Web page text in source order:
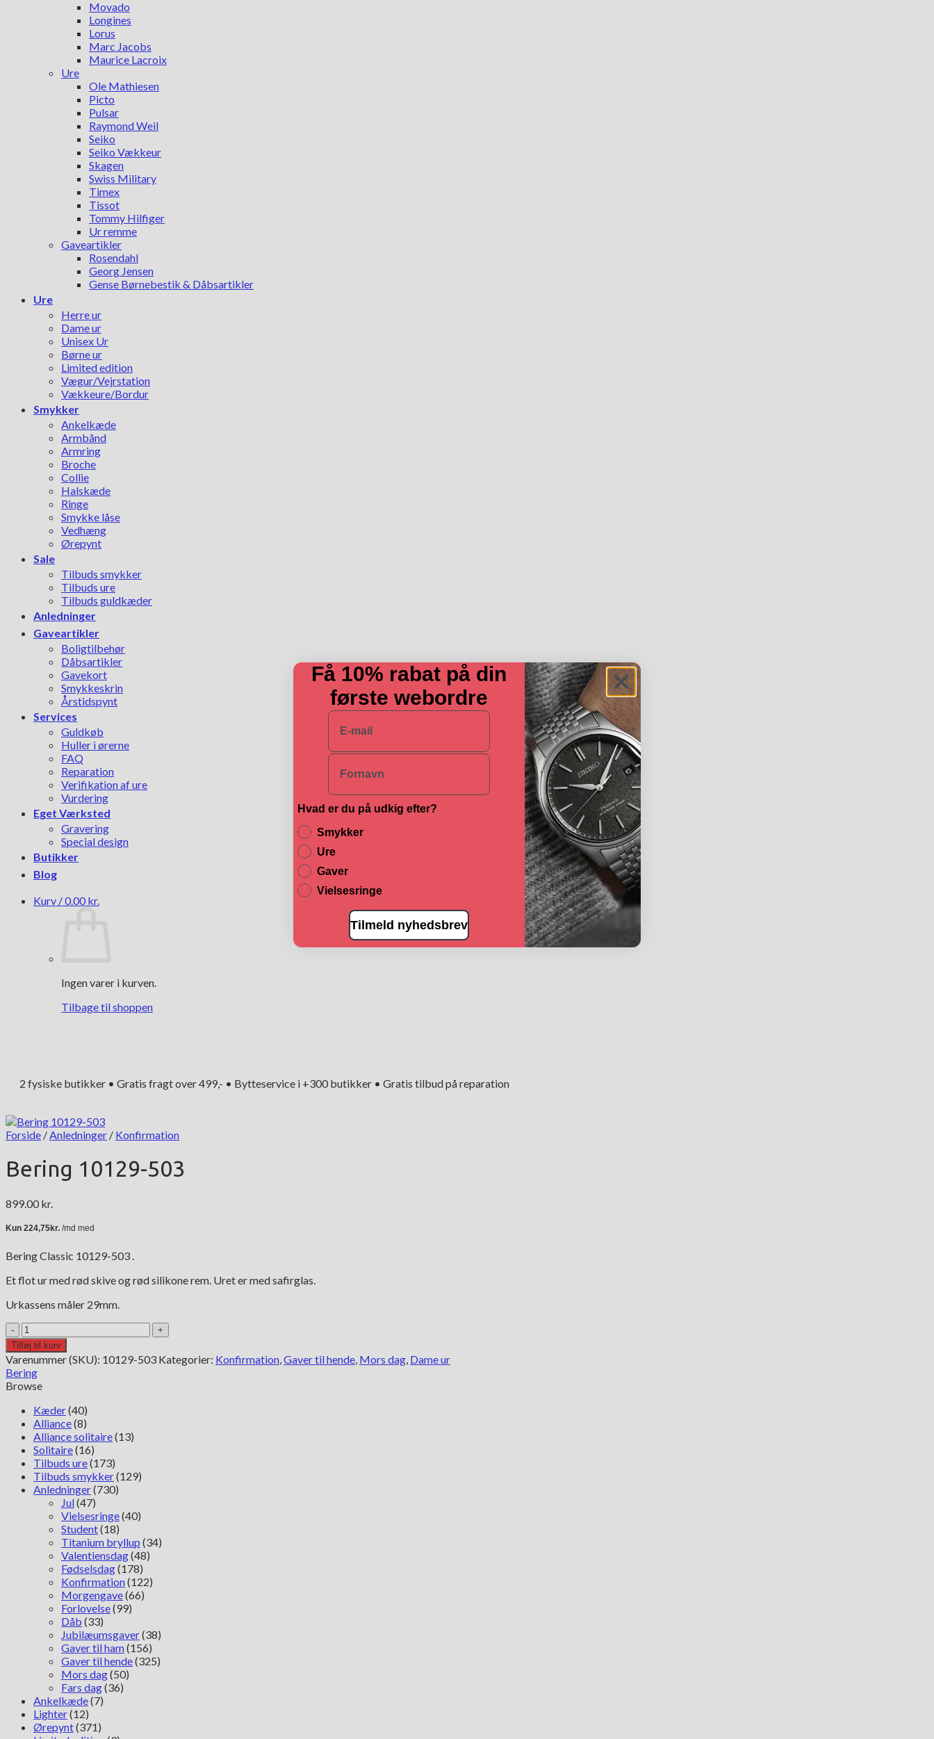
Movado
Longines
Lorus
Marc Jacobs
Maurice Lacroix
Ure
Ole Mathiesen
Picto
Pulsar
Raymond Weil
Seiko
Seiko Vækkeur
Skagen
Swiss Military
Timex
Tissot
Tommy Hilfiger
Ur remme
Gaveartikler
Rosendahl
Georg Jensen
Gense Børnebestik & Dåbsartikler
Ure
Herre ur
Dame ur
Unisex Ur
Børne ur
Limited edition
Vægur/Vejrstation
Vækkeure/Bordur
Smykker
Ankelkæde
Armbånd
Armring
Broche
Collie
Halskæde
Ringe
Smykke låse
Vedhæng
Ørepynt
Sale
Tilbuds smykker
Tilbuds ure
Tilbuds guldkæder
Anledninger
Gaveartikler
Boligtilbehør
Dåbsartikler
Gavekort
Smykkeskrin
Årstidspynt
Services
Guldkøb
Huller i ørerne
FAQ
Reparation
Verifikation af ure
Vurdering
Eget Værksted
Gravering
Special design
Butikker
Blog
Kurv /0.00 kr.
Ingen varer i kurven.
Tilbage til shoppen
2 fysiske butikker • Gratis fragt over 499,- • Bytteservice i +300 butikker • Gratis tilbud på reparation
Forside /Anledninger / Konfirmation
Bering 10129-503
899.00 kr.
Bering Classic 10129-503 .
Et flot ur med rød skive og rød silikone rem. Uret er med safirglas.
Urkassens måler 29mm.
Bering
10129-
503
antal
Tilføj til kurv
Varenummer (SKU): 10129-503 Kategorier: Konfirmation,Gaver til hende, Mors dag, Dame ur
Bering
Browse
Kæder(40)
Alliance(8)
Alliance solitaire(13)
Solitaire(16)
Tilbuds ure(173)
Tilbuds smykker(129)
Anledninger(730)
Jul(47)
Vielsesringe(40)
Student(18)
Titanium bryllup (34)
Valentiensdag(48)
Fødselsdag(178)
Konfirmation(122)
Morgengave(66)
Forlovelse(99)
Dåb (33)
Jubilæumsgaver(38)
Gaver til ham(156)
Gaver til hende(325)
Mors dag(50)
Fars dag(36)
Ankelkæde(7)
Lighter(12)
Ørepynt(371)
Få 10% rabat på din
første webordre
E-mail
Navn
Hvad er du på udkig efter?
Smykker
Ure
Gaver
Vielsesringe
Tilmeld nyhedsbrev